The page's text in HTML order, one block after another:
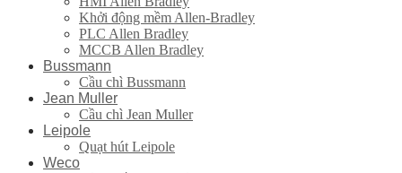
Khởi động mềm Allen-Bradley
PLC Allen Bradley
MCCB Allen Bradley
Bussmann
Cầu chì Bussmann
Jean Muller
Cầu chì Jean Muller
Leipole
Quạt hút Leipole
Weco